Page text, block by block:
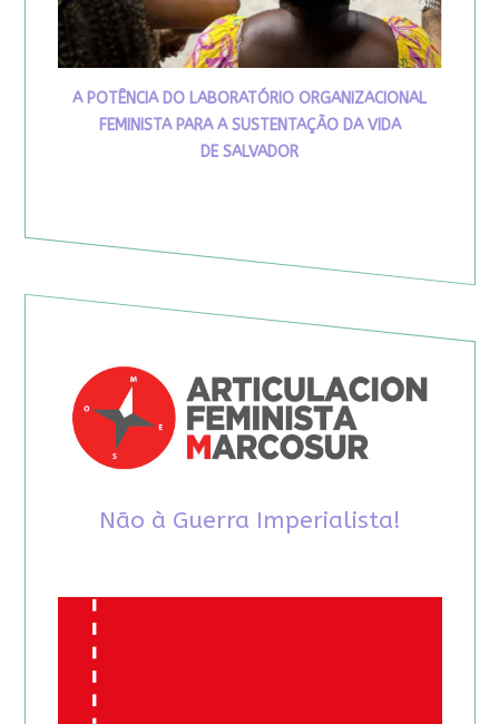
A POTÊNCIA DO LABORATÓRIO ORGANIZACIONAL
FEMINISTA PARA A SUSTENTAÇÃO DA VIDA
DE SALVADOR
Não à Guerra Imperialista!